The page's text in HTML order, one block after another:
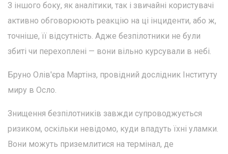
З іншого боку, як аналітики, так і звичайні користувачі
активно обговорюють реакцію на ці інциденти, або ж,
точніше, її відсутність. Адже безпілотники не були
збиті чи перехоплені — вони вільно курсували в небі.
Бруно Олів'єра Мартінз, провідний дослідник Інституту
миру в Осло.
Знищення безпілотників завжди супроводжується
ризиком, оскільки невідомо, куди впадуть їхні уламки.
Вони можуть приземлитися на термінал, де